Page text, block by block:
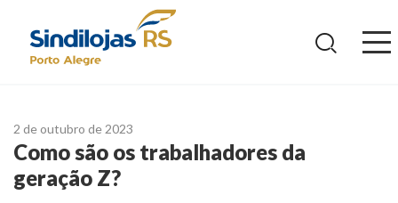
2 de outubro de 2023
Como são os trabalhadores da
geração Z?